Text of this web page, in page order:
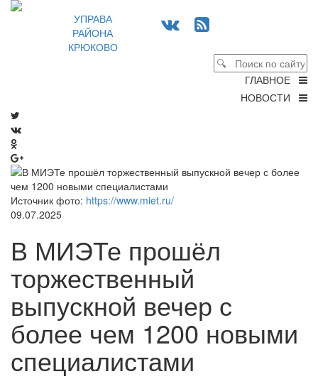
УПРАВА
РАЙОНА
КРЮКОВО
ГЛАВНОЕ
НОВОСТИ
Источник фото: https://www.miet.ru/
09.07.2025
В МИЭТе прошёл
торжественный
выпускной вечер с
более чем 1200 новыми
специалистами